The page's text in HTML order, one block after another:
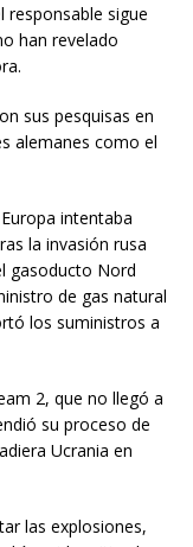
responsable sigue
han revelado
sus pesquisas en
alemanes como el
intentaba
la invasión rusa
gasoducto Nord
de gas natural
los suministros a
2, que no llegó a
su proceso de
Ucrania en
las explosiones,